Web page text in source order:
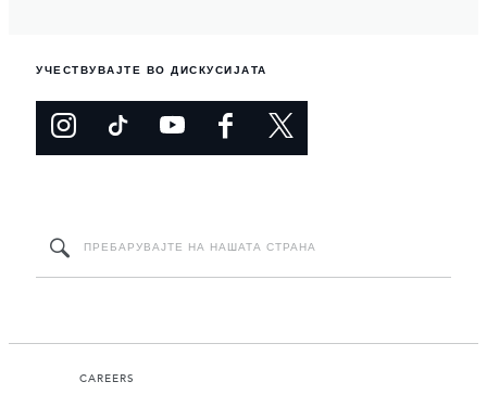
УЧЕСТВУВАЈТЕ ВО ДИСКУСИЈАТА
CAREERS